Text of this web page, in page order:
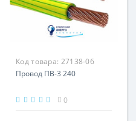
1
Наличие экрана
не экранированный
ПВ
Код товара: 27138-06
Провод ПВ-3 240
0